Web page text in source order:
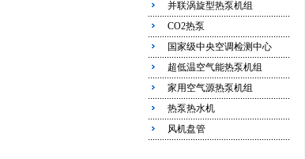
并联涡旋型热泵机组
CO2热泵
国家级中央空调检测中心
超低温空气能热泵机组
家用空气源热泵机组
热泵热水机
风机盘管